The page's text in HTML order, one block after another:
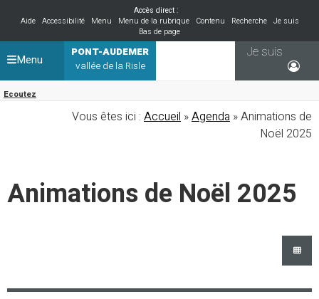
Accès direct :
Aide
Accessibilité Menu Menu de la rubrique Contenu Recherche
Je suis
Bas de page
PONT-AUDEMER
vallée de la Risle
Ecoutez
Je suis
Menu
Vous êtes ici : Accueil »Agenda » Animations de
Noël 2025
Animations de Noël 2025